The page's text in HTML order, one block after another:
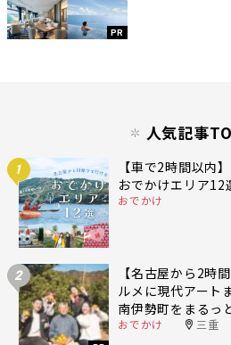
PR
人気記事
1
【車で2時間以内
おでかけエリア12
おでかけ
2
【名古屋から2時
ルメに現代アート
南伊勢町をまるっ
おでかけ 三重